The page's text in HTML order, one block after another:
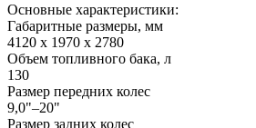
Основные характеристики:
Габаритные размеры, мм
4120 х 1970 х 2780
Объем топливного бака, л
130
Размер передних колес
9,0"–20"
Размер задних колес